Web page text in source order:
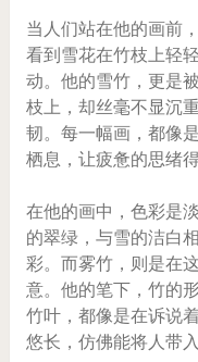
当人们站在他的画前
看到雪花在竹枝上轻
动。他的雪竹，更是
枝上，却丝毫不显沉
韧。每一幅画，都像
栖息，让疲惫的思绪得
在他的画中，色彩是
的翠绿，与雪的洁白
彩。而雾竹，则是在
意。他的笔下，竹的
竹叶，都像是在诉说
悠长，仿佛能将人带